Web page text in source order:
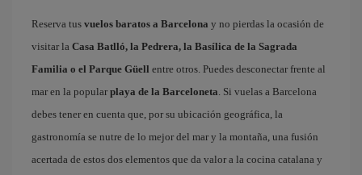
Reserva tus vuelos baratos a Barcelona y no pierdas la ocasión de
visitar la Casa Batlló, la Pedrera, la Basílica de la Sagrada
Familia o el Parque Güell entre otros. Puedes desconectar frente al
mar en la popular playa de la Barceloneta. Si vuelas a Barcelona
debes tener en cuenta que, por su ubicación geográfica, la
gastronomía se nutre de lo mejor del mar y la montaña, una fusión
acertada de estos dos elementos que da valor a la cocina catalana y